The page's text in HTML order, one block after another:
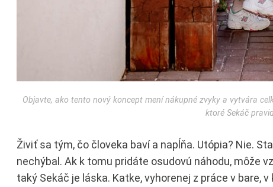
Objavte, ako tento nový koncept mení nákupné zvyky a vytvára
ktoré Sekáč
Živiť sa tým, čo človeka baví a napĺňa. Utópia? Nie.
nechýbal. Ak k tomu pridáte osudovú náhodu, môže
taký Sekáč je láska. Katke, vyhorenej z práce v